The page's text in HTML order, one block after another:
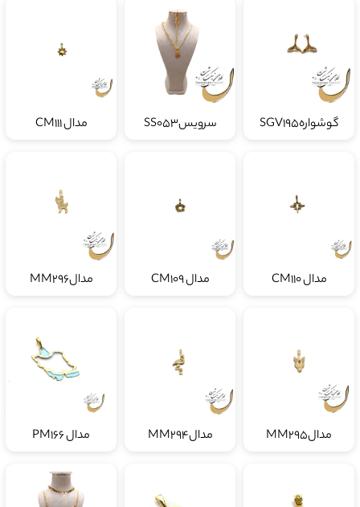
گوشوارهSGV195 سرویسSS053 مدال CM111
مدال CM110 مدال CM109 مدالMM296
مدالMM295 مدالMM294 مدال PM166